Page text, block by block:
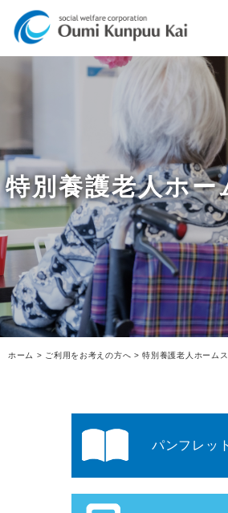
特別養護老人ホー
ホーム > ご利用をお考えの方へ >特別養護老人ホーム
パンフレット